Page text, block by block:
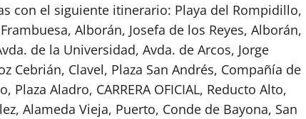
con el siguiente itinerario: Playa del Rompidillo,
Alborán, Josefa de los Reyes, Alborán,
de la Universidad, Avda. de Arcos, Jorge
Cebrián, Clavel, Plaza San Andrés, Compañía de
Aladro, CARRERA OFICIAL, Reducto Alto,
Alameda Vieja, Puerto, Conde de Bayona, San